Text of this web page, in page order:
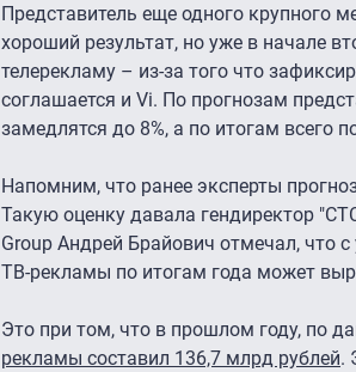
Представитель еще одного крупного
хороший результат, но уже в начале
телерекламу – из-за того что
соглашается и Vi. По прогнозам
замедлятся до 8%, а по итогам всего
Напомним, что ранее эксперты
Такую оценку давала гендиректор
Group Андрей Брайович отмечал, что
ТВ-рекламы по итогам года может
Это при том, что в прошлом году, по
рекламы составил 136,7 млрд рублей.